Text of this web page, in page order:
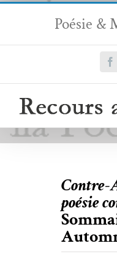
Passer
contenu
Poésie &
Contre-
poésie